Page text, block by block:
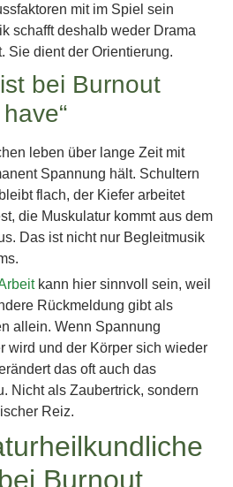
mit im Spiel sein
schafft deshalb weder Drama
Sie dient der Orientierung.
bei Burnout
leben über lange Zeit mit
Spannung hält. Schultern
flach, der Kiefer arbeitet
die Muskulatur kommt aus dem
Das ist nicht nur Begleitmusik
kann hier sinnvoll sein, weil
Rückmeldung gibt als
allein. Wenn Spannung
wird und der Körper sich wieder
das oft auch das
Nicht als Zaubertrick, sondern
Reiz.
Burnout